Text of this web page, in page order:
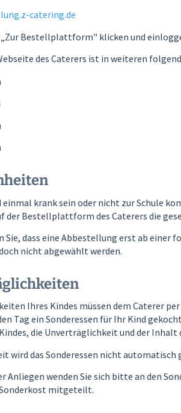
catering.de
Bestellplattform" klicken und
des Caterers ist in weiteren
krank sein oder nicht zur Schule
der Bestellplattform des Caterers die
dass eine Abbestellung erst ab einer
nicht abgewählt werden.
Ihres Kindes müssen dem Caterer
Tag ein Sonderessen für Ihr Kind
die Unverträglichkeit und der Inhalt
wird das Sonderessen nicht
Anliegen wenden Sie sich bitte an den
mitgeteilt.